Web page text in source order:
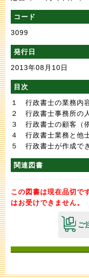
コード
3099
発行日
2013年08月10日
目次
１ 行政書士の業務内
２ 行政書士事務所の
３ 行政書士の顧客（
４ 行政書士業務と他
５ 行政書士が作成で
関連図書
この図書は現在品切で
はお受けできません。
ご